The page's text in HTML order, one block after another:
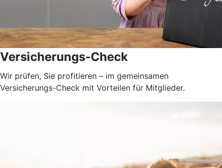
Versicherungs-Check
Wir prüfen, Sie profitieren – im gemeinsamen
Versicherungs-Check mit Vorteilen für Mitglieder.